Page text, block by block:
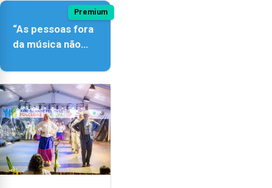
Premium
“As pessoas fora
da música não
quão difícil é
produzir uma
música”